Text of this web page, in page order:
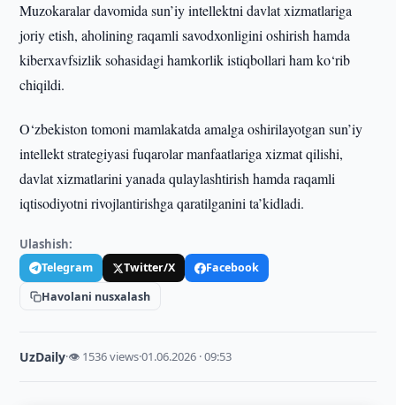
Muzokaralar davomida sun’iy intellektni davlat xizmatlariga
joriy etish, aholining raqamli savodxonligini oshirish hamda
kiberxavfsizlik sohasidagi hamkorlik istiqbollari ham ko‘rib
chiqildi.
O‘zbekiston tomoni mamlakatda amalga oshirilayotgan sun’iy
intellekt strategiyasi fuqarolar manfaatlariga xizmat qilishi,
davlat xizmatlarini yanada qulaylashtirish hamda raqamli
iqtisodiyotni rivojlantirishga qaratilganini ta’kidladi.
Ulashish:
Telegram Twitter/X
Facebook
Havolani nusxalash
UzDaily·👁 1536 views·01.06.2026 · 09:53